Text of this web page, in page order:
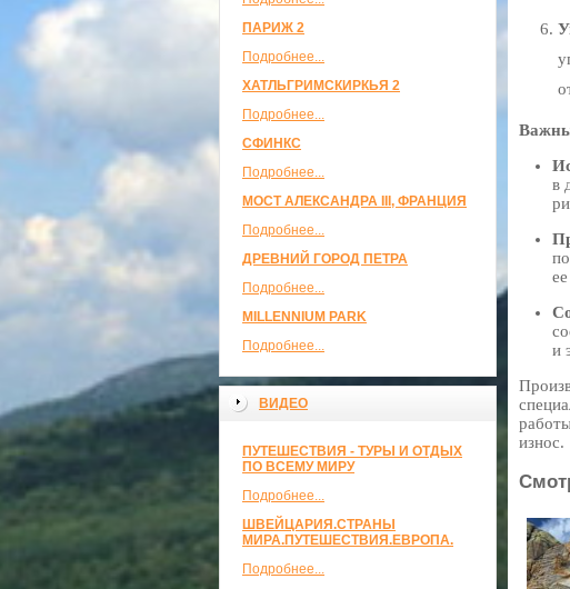
ПАРИЖ 2
Подробнее...
ХАТЛЬГРИМСКИРКЬЯ 2
Подробнее...
СФИНКС
Подробнее...
МОСТ АЛЕКСАНДРА III, ФРАНЦИЯ
Подробнее...
ДРЕВНИЙ ГОРОД ПЕТРА
Подробнее...
MILLENNIUM PARK
Подробнее...
ВИДЕО
ПУТЕШЕСТВИЯ - ТУРЫ И ОТДЫХ
ПО ВСЕМУ МИРУ
Подробнее...
ШВЕЙЦАРИЯ.СТРАНЫ
МИРА.ПУТЕШЕСТВИЯ.ЕВРОПА.
Подробнее...
в
и
износ.